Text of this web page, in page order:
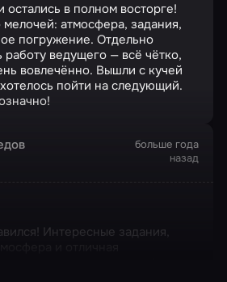
остались в полном восторге!
атмосфера, задания,
погружение. Отдельно
работу ведущего — всё чётко,
вовлечённо. Вышли с кучей
пойти на следующий.
больше года
назад
Интересные задания,